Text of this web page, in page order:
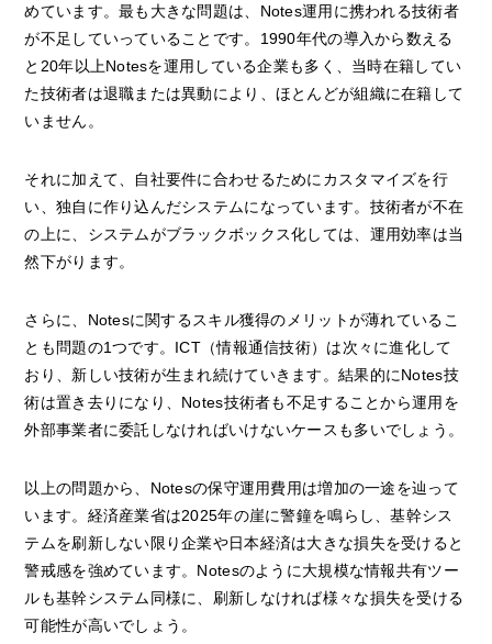
めています。最も大きな問題は、Notes運用に携われる技術者
が不足していっていることです。1990年代の導入から数える
と20年以上Notesを運用している企業も多く、当時在籍してい
た技術者は退職または異動により、ほとんどが組織に在籍して
いません。
それに加えて、自社要件に合わせるためにカスタマイズを行
い、独自に作り込んだシステムになっています。技術者が不在
の上に、システムがブラックボックス化しては、運用効率は当
然下がります。
さらに、Notesに関するスキル獲得のメリットが薄れているこ
とも問題の1つです。ICT（情報通信技術）は次々に進化して
おり、新しい技術が生まれ続けていきます。結果的にNotes技
術は置き去りになり、Notes技術者も不足することから運用を
外部事業者に委託しなければいけないケースも多いでしょう。
以上の問題から、Notesの保守運用費用は増加の一途を辿って
います。経済産業省は2025年の崖に警鐘を鳴らし、基幹シス
テムを刷新しない限り企業や日本経済は大きな損失を受けると
警戒感を強めています。Notesのように大規模な情報共有ツー
ルも基幹システム同様に、刷新しなければ様々な損失を受ける
可能性が高いでしょう。